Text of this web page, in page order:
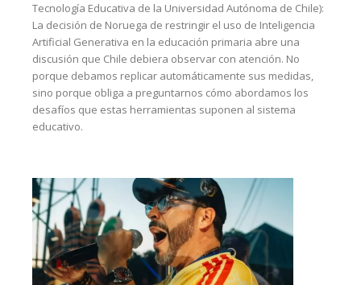
Tecnología Educativa de la Universidad Autónoma de Chile):
La decisión de Noruega de restringir el uso de Inteligencia
Artificial Generativa en la educación primaria abre una
discusión que Chile debiera observar con atención. No
porque debamos replicar automáticamente sus medidas,
sino porque obliga a preguntarnos cómo abordamos los
desafíos que estas herramientas suponen al sistema
educativo.